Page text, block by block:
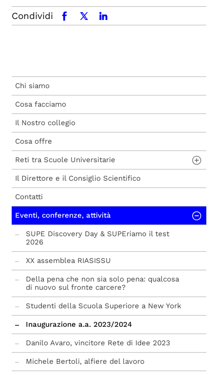
Condividi facebookx.comlinkedin
Chi siamo
Cosa facciamo
Il Nostro collegio
Cosa offre
Reti tra Scuole Universitarie
La RIASISSU
Progetto EFC
Il Direttore e il Consiglio Scientifico
Contatti
Eventi, conferenze, attività
SUPE Discovery Day & SUPEriamo il test
2026
XX assemblea RIASISSU
Della pena che non sia solo pena: qualcosa
di nuovo sul fronte carcere?
Studenti della Scuola Superiore a New York
Inaugurazione a.a. 2023/2024
Danilo Avaro, vincitore Rete di Idee 2023
Michele Bertoli, alfiere del lavoro